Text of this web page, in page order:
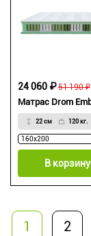
Матрас Drom
22 см 120 кг.
51 190 ₽
24 060 ₽
В корзину
1 2